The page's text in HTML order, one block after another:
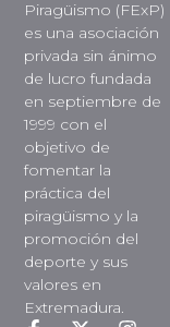
Piragüismo (FExP)
es una asociación
privada sin ánimo
de lucro fundada
en septiembre de
1999 con el
objetivo de
fomentar la
práctica del
piragüismo y la
promoción del
deporte y sus
valores en
Extremadura.